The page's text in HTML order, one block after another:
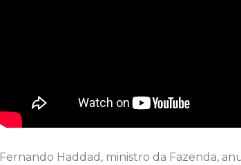
Fernando Haddad, ministro da Fazenda,